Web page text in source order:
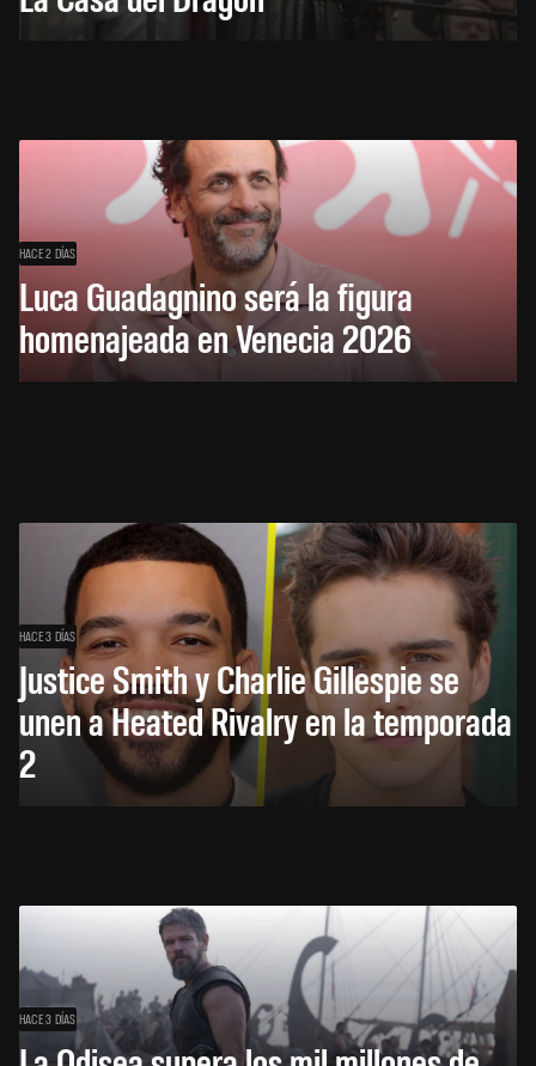
HACE 2 DÍAS
Luca Guadagnino será la figura
homenajeada en Venecia 2026
HACE 3 DÍAS
Justice Smith y Charlie Gillespie se
unen a Heated Rivalry en la temporada
2
HACE 3 DÍAS